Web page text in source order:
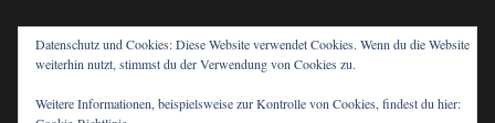
Datenschutz und Cookies: Diese Website verwendet Cookies. Wenn du die Website
weiterhin nutzt, stimmst du der Verwendung von Cookies zu.
Weitere Informationen, beispielsweise zur Kontrolle von Cookies, findest du hier: